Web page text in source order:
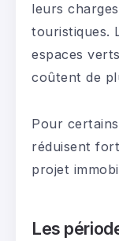
leurs
touristiques.
espaces
coûtent de
Pour
réduisent
projet
Les